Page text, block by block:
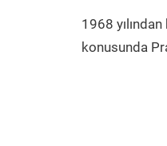
1968
konusunda